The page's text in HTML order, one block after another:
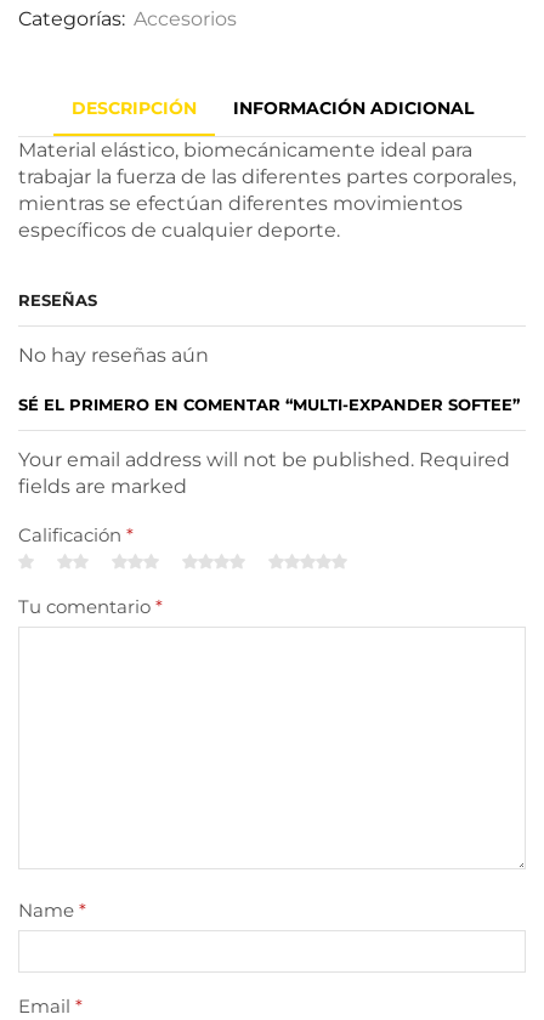
Categorías: Accesorios
DESCRIPCIÓN INFORMACIÓN ADICIONAL
Material elástico, biomecánicamente ideal para
trabajar la fuerza de las diferentes partes corporales,
mientras se efectúan diferentes movimientos
específicos de cualquier deporte.
RESEÑAS
No hay reseñas aún
SÉ EL PRIMERO EN COMENTAR “MULTI-EXPANDER SOFTEE”
Your email address will not be published. Required
fields are marked
Calificación *
Tu comentario *
Name *
Email *